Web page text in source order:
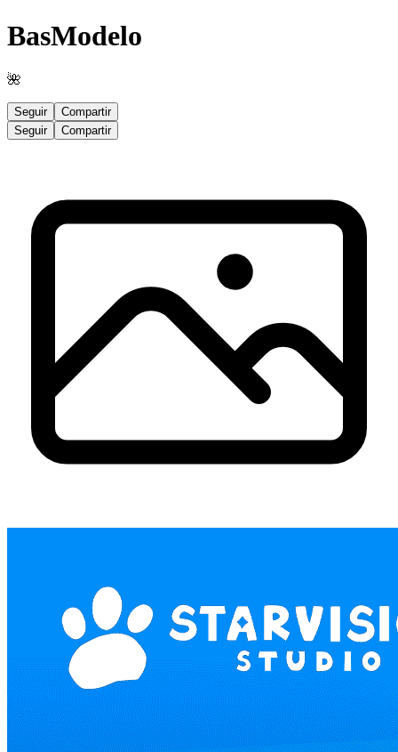
BasModelo
🌺
Seguir
Compartir
Seguir
Compartir